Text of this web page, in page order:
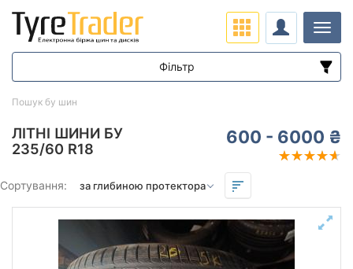
ЛІТНІ ШИНИ БУ
235/60 R18
600 - 6000 ₴
Сортування:
Пошук бу шин
Фільтр
Діапазон цін
від